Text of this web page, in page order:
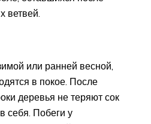
ветвей.
или ранней весной,
в покое. После
деревья не теряют сок
себя. Побеги у